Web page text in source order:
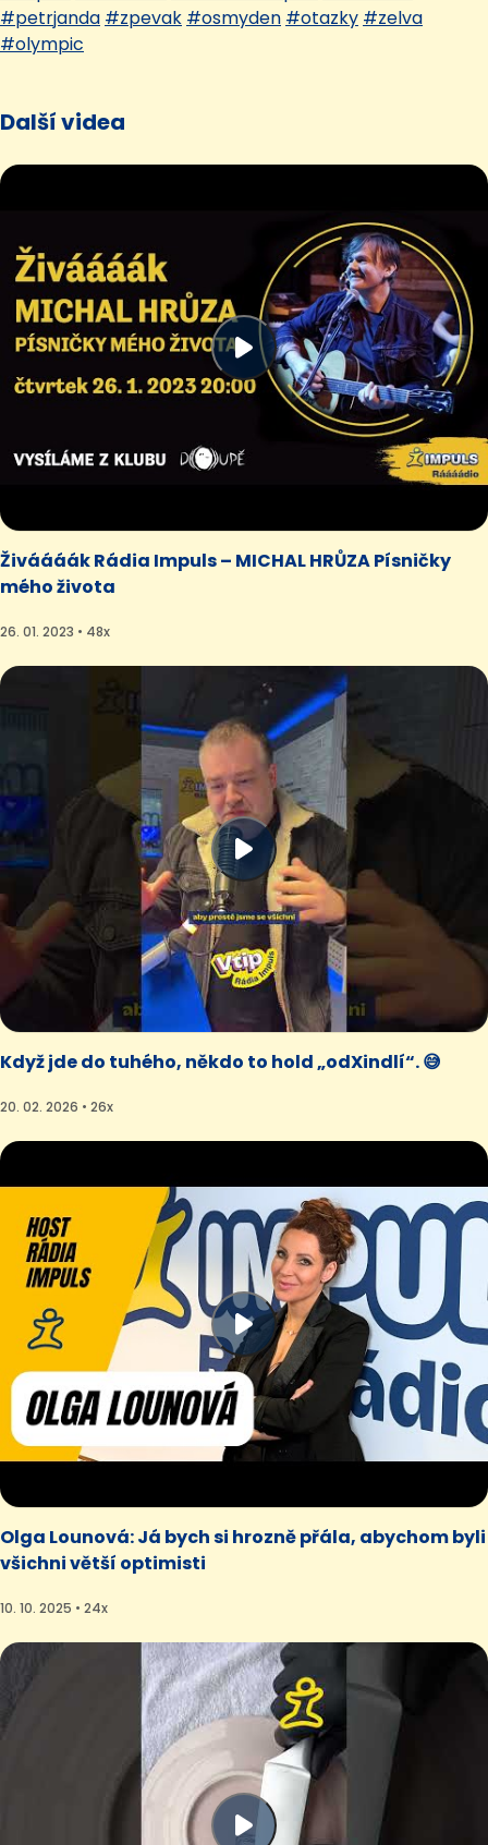
#petrjanda #zpevak #osmyden #otazky #zelva
#olympic
Další videa
Živáááák Rádia Impuls – MICHAL HRŮZA Písničky
mého života
26. 01. 2023 • 48x
Když jde do tuhého, někdo to hold „odXindlí“. 😅
20. 02. 2026 • 26x
Olga Lounová: Já bych si hrozně přála, abychom byli
všichni větší optimisti
10. 10. 2025 • 24x